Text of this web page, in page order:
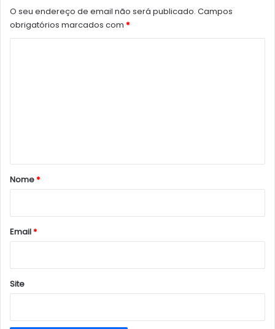
O seu endereço de email não será publicado. Campos
obrigatórios marcados com *
r
*
Nome*
Email*
Site